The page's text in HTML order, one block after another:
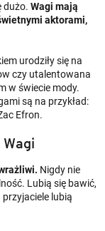
dużo. Wagi mają
aktorami,
urodziły się na
czy utalentowana
w świecie mody.
są na przykład:
Efron.
Nigdy nie
Lubią się bawić,
lubią